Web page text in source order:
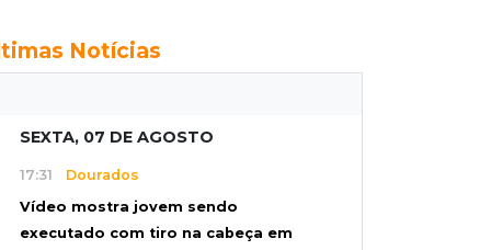
Notícias
SEXTA, 07 DE AGOSTO
17:31 Dourados
Vídeo mostra jovem sendo
executado com tiro na cabeça em